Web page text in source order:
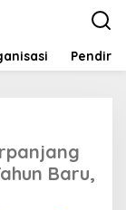
Pendiri
Baru,